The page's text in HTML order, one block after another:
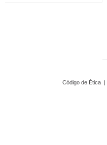
Código de Ética |